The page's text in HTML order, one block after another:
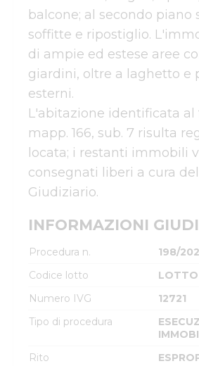
balcone; al secondo
soffitte e ripostiglio.
di ampie ed estese aree
giardini, oltre a laghetto e
esterni.
L'abitazione identificata al
mapp. 166, sub. 7 risulta
locata; i restanti immobili
consegnati liberi a cura
Giudiziario.
INFORMAZIONI
Procedura n.
198/
Codice lotto
Numero IVG
12721
Tipo di procedura
Rito